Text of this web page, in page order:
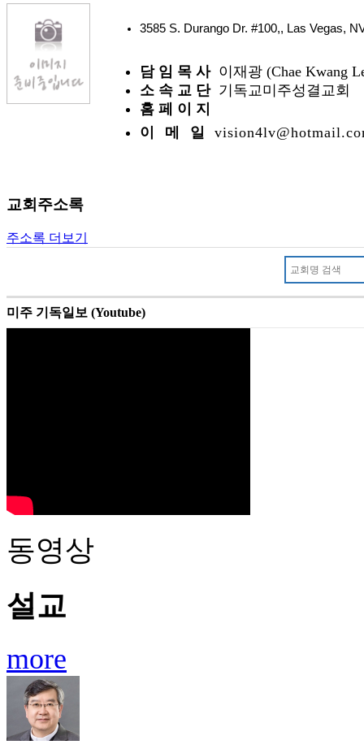
3585 S. Durango Dr. #100,, Las Vegas,
담 임 목 사 이재광 (Chae Kwang
소 속 교 단 기독교미주성결교회
홈 페 이 지
이 메 일
교회주소록
주소록 더보기
미주 기독일보 (Youtube)
동영상
설교
more